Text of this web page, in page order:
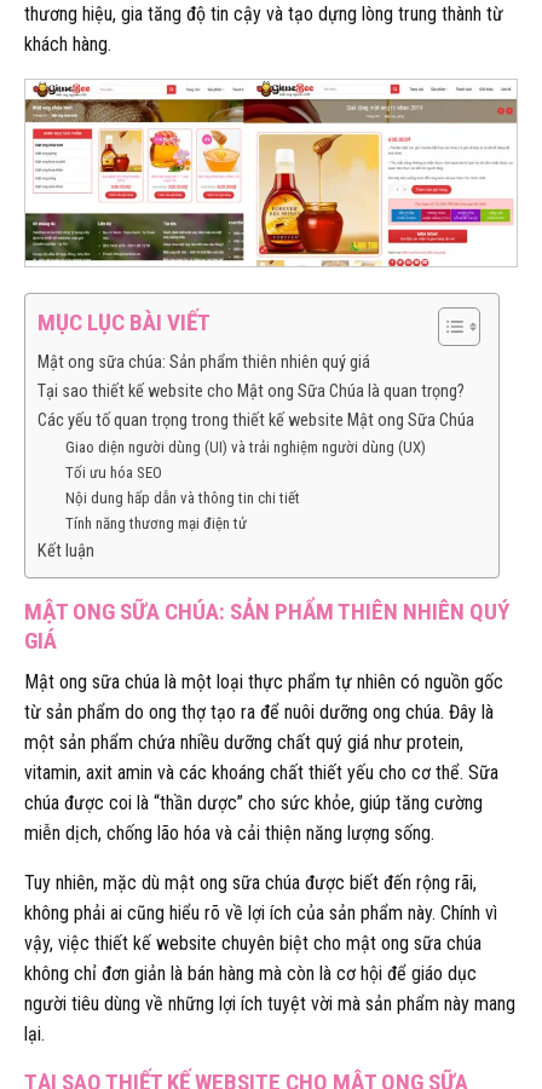
thương hiệu, gia tăng độ tin cậy và tạo dựng lòng trung thành từ
khách hàng.
MỤC LỤC BÀI VIẾT
Mật ong sữa chúa: Sản phẩm thiên nhiên quý giá
Tại sao thiết kế website cho Mật ong Sữa Chúa là quan trọng?
Các yếu tố quan trọng trong thiết kế website Mật ong Sữa Chúa
Giao diện người dùng (UI) và trải nghiệm người dùng (UX)
Tối ưu hóa SEO
Nội dung hấp dẫn và thông tin chi tiết
Tính năng thương mại điện tử
Kết luận
MẬT ONG SỮA CHÚA: SẢN PHẨM THIÊN NHIÊN QUÝ
GIÁ
Mật ong sữa chúa là một loại thực phẩm tự nhiên có nguồn gốc
từ sản phẩm do ong thợ tạo ra để nuôi dưỡng ong chúa. Đây là
một sản phẩm chứa nhiều dưỡng chất quý giá như protein,
vitamin, axit amin và các khoáng chất thiết yếu cho cơ thể. Sữa
chúa được coi là “thần dược” cho sức khỏe, giúp tăng cường
miễn dịch, chống lão hóa và cải thiện năng lượng sống.
Tuy nhiên, mặc dù mật ong sữa chúa được biết đến rộng rãi,
không phải ai cũng hiểu rõ về lợi ích của sản phẩm này. Chính vì
vậy, việc thiết kế website chuyên biệt cho mật ong sữa chúa
không chỉ đơn giản là bán hàng mà còn là cơ hội để giáo dục
người tiêu dùng về những lợi ích tuyệt vời mà sản phẩm này mang
lại.
TẠI SAO THIẾT KẾ WEBSITE CHO MẬT ONG SỮA